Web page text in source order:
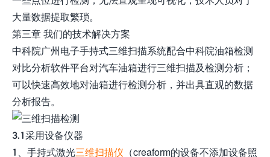
大量数据提取繁琐。
第三章 我们的技术解决方案
中科院广州电子手持式三维扫描系统配合中科院油箱检测
对比分析软件平台对汽车油箱进行三维扫描及检测分析；
可以快速高效地对油箱进行检测分析，并出具直观的数据
分析报告。
3.1采用设备仪器
1、手持式激光三维扫描仪 （creaform的设备不添加设备照